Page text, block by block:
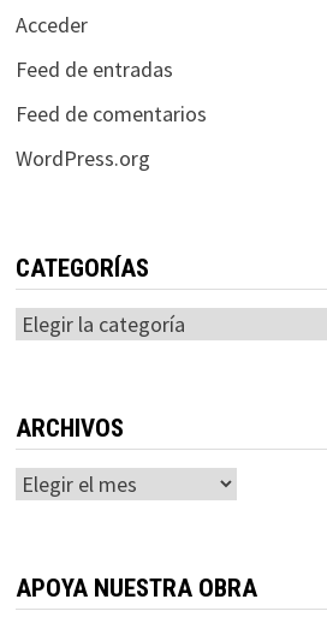
Acceder
Feed de entradas
Feed de comentarios
WordPress.org
CATEGORÍAS
Categorías
ARCHIVOS
Archivos
APOYA NUESTRA OBRA